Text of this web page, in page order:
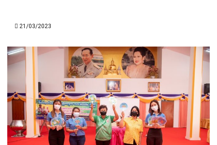
21/03/2023